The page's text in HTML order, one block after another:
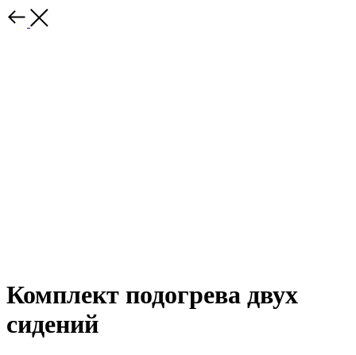
Комплект подогрева двух
сидений